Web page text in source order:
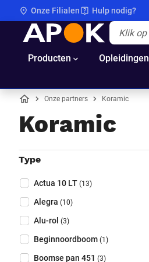
Onze Filialen Hulp nodig?
APOK
Producten Opleidingen
Onze partners Koramic
Koramic
Filters
Sluit filters
Type
Type (Optioneel)
Actua 10 LT (13)
Alegra (10)
Alu-rol (3)
Beginnoordboom (1)
Boomse pan 451 (3)